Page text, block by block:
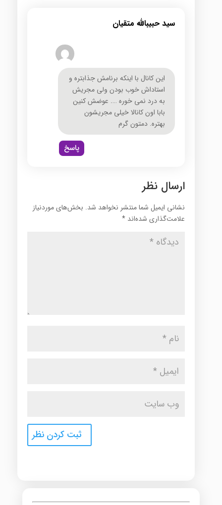
سید حبیبالله متقیان
این کانال با اینکه برنامش جذابتره و
استاداش خوب بودن ولی مجریش
به درد نمی خوره …. عوضش کنین
بابا اون کانالا خیلی مجریشون
بهتره. دمتون گرم
پاسخ
ارسال نظر
نشانی ایمیل شما منتشر نخواهد شد. بخش‌های موردنیاز
علامت‌گذاری شده‌اند *